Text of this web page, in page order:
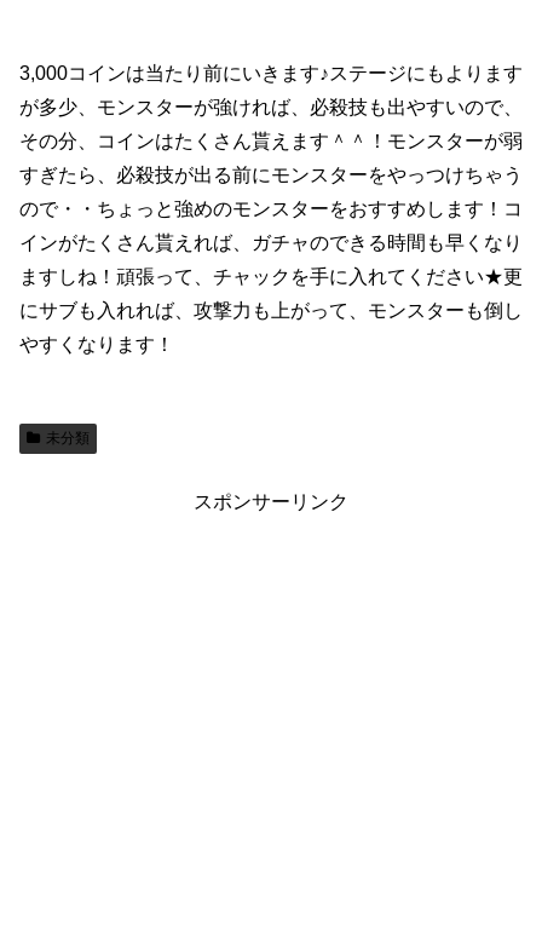
3,000コインは当たり前にいきます♪ステージにもよります
が多少、モンスターが強ければ、必殺技も出やすいので、
その分、コインはたくさん貰えます＾＾！モンスターが弱
すぎたら、必殺技が出る前にモンスターをやっつけちゃう
ので・・ちょっと強めのモンスターをおすすめします！コ
インがたくさん貰えれば、ガチャのできる時間も早くなり
ますしね！頑張って、チャックを手に入れてください★更
にサブも入れれば、攻撃力も上がって、モンスターも倒し
やすくなります！
未分類
スポンサーリンク